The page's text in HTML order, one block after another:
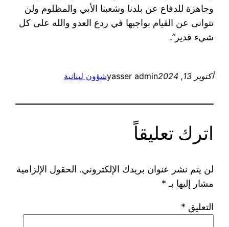
‏وجاهزة للدفاع عن بلدنا وشعبنا الأبي والمظلوم ولن
تتوانى عن القيام بواجبها في ردع العدو ‏والله على كل
شيء قدير”.
أكتوبر 13, 2024 yasser adminشؤون لبنانية
اترك تعليقاً
لن يتم نشر عنوان بريدك الإلكتروني. الحقول الإلزامية
مشار إليها بـ *
التعليق *